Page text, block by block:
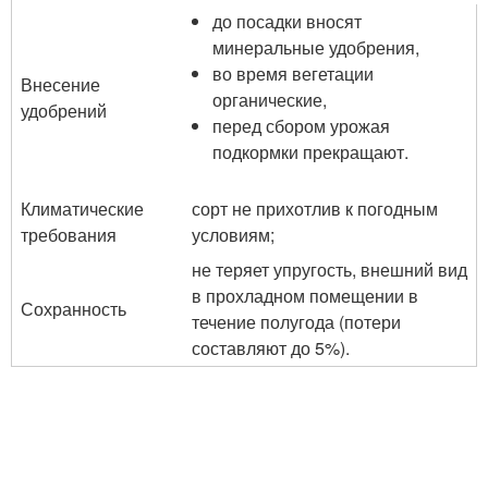
Внесение
удобрений
до посадки вносят
минеральные удобрения,
во время вегетации
органические,
перед сбором урожая
подкормки прекращают.
Климатические
требования
сорт не прихотлив к погодным
условиям;
Сохранность
не теряет упругость, внешний вид
в прохладном помещении в
течение полугода (потери
составляют до 5%).